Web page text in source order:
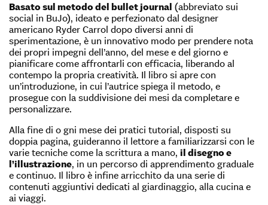
Basato sul metodo del bullet journal (abbreviato sui
social in BuJo), ideato e perfezionato dal designer
americano Ryder Carrol dopo diversi anni di
sperimentazione, è un innovativo modo per prendere nota
dei propri impegni dell’anno, del mese e del giorno e
pianificare come affrontarli con efficacia, liberando al
contempo la propria creatività. Il libro si apre con
un’introduzione, in cui l’autrice spiega il metodo, e
prosegue con la suddivisione dei mesi da completare e
personalizzare.
Alla fine di o gni mese dei pratici tutorial, disposti su
doppia pagina, guideranno il lettore a familiarizzarsi con le
varie tecniche come la scrittura a mano, il disegno e
l’illustrazione, in un percorso di apprendimento graduale
e continuo. Il libro è infine arricchito da una serie di
contenuti aggiuntivi dedicati al giardinaggio, alla cucina e
ai viaggi.